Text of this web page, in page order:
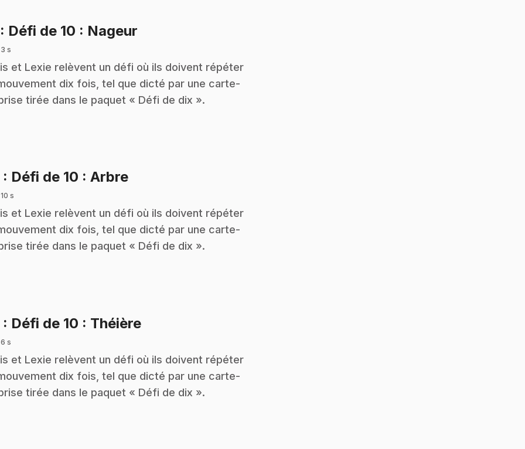
: Défi de 10 : Nageur
s
et Lexie relèvent un défi où ils doivent répéter
dix fois, tel que dicté par une carte-
tirée dans le paquet « Défi de dix ».
: Défi de 10 : Arbre.
s
et Lexie relèvent un défi où ils doivent répéter
dix fois, tel que dicté par une carte-
tirée dans le paquet « Défi de dix ».
: Défi de 10 : Théière.
s
et Lexie relèvent un défi où ils doivent répéter
dix fois, tel que dicté par une carte-
tirée dans le paquet « Défi de dix ».